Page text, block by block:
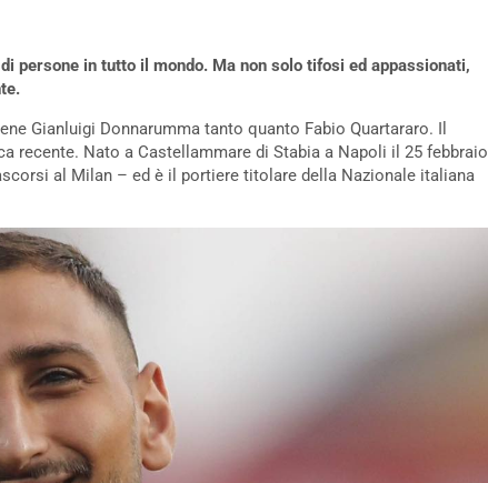
persone in tutto il mondo. Ma non solo tifosi ed appassionati,
Gianluigi Donnarumma tanto quanto Fabio Quartararo. Il
recente. Nato a Castellammare di Stabia a Napoli il 25 febbraio
al Milan – ed è il portiere titolare della Nazionale italiana